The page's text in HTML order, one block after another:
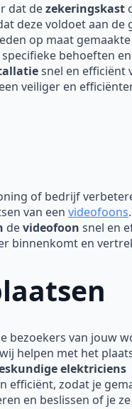
dat dezekeringskast
deze voldoet aan de
op maat gemaakte
behoeften
snel en efficiënt
veiliger en
of bedrijf
van een videofoons
devideofoon snel en
binnenkomt en
bezoekers van jouw
helpen met het
elektriciens
efficiënt, zodat je
en beslissen of je ze